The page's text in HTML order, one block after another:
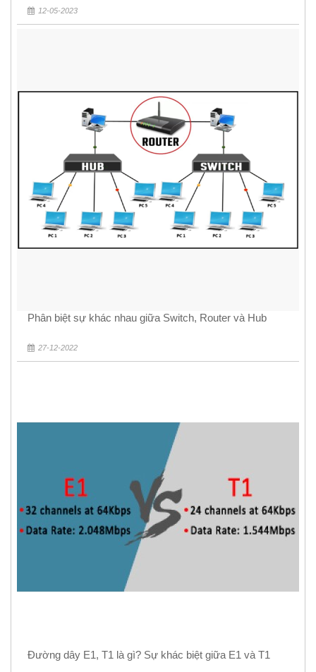
12-05-2023
Phân biệt sự khác nhau giữa Switch, Router và Hub
27-12-2022
Đường dây E1, T1 là gì? Sự khác biệt giữa E1 và T1